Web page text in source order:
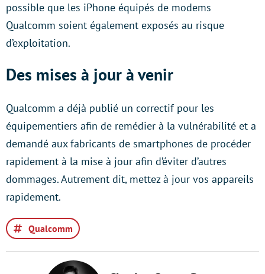
possible que les iPhone équipés de modems
Qualcomm soient également exposés au risque
d’exploitation.
Des mises à jour à venir
Qualcomm a déjà publié un correctif pour les
équipementiers afin de remédier à la vulnérabilité et a
demandé aux fabricants de smartphones de procéder
rapidement à la mise à jour afin d’éviter d’autres
dommages. Autrement dit, mettez à jour vos appareils
rapidement.
Qualcomm